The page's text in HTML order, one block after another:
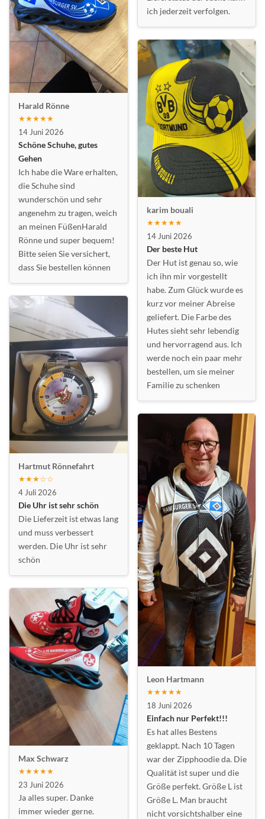
Harald Rönne
★★★★★
14 Juni 2026
Schöne Schuhe, gutes
Gehen
Ich habe die Ware erhalten,
die Schuhe sind
wunderschön und sehr
angenehm zu tragen, weich
an meinen FüßenHarald
Rönne und super bequem!
Bitte seien Sie versichert,
dass Sie bestellen können
Hartmut Rönnefahrt
★★★☆☆
4 Juli 2026
Die Uhr ist sehr schön
Die Lieferzeit ist etwas lang
und muss verbessert
werden. Die Uhr ist sehr
schön
Max Schwarz
★★★★★
23 Juni 2026
Ja alles super. Danke
immer wieder gerne.
ich jederzeit verfolgen.
karim bouali
★★★★★
14 Juni 2026
Der beste Hut
Der Hut ist genau so, wie
ich ihn mir vorgestellt
habe. Zum Glück wurde es
kurz vor meiner Abreise
geliefert. Die Farbe des
Hutes sieht sehr lebendig
und hervorragend aus. Ich
werde noch ein paar mehr
bestellen, um sie meiner
Familie zu schenken
Leon Hartmann
★★★★★
18 Juni 2026
Einfach nur Perfekt!!!
Es hat alles Bestens
geklappt. Nach 10 Tagen
war der Zipphoodie da. Die
Qualität ist super und die
Größe perfekt. Größe L ist
Größe L. Man braucht
nicht vorsichtshalber eine